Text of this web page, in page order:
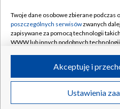
Rada Programowa
System NOS
Informacje o nadawcy
Program dla prasy
Ogłoszenie przetargowe
©2026 Telewizja
Twoje dane osobowe zbierane podczas
poszczególnych serwisówzwanych
zapisywane za pomocą technologii
WWW lub innych podobnych
ruchu w Internecie.
Twoje dane osobowe zbierane podczas
poszczególnych serwisówna Portalu,
Ustawienia
Akceptuję i